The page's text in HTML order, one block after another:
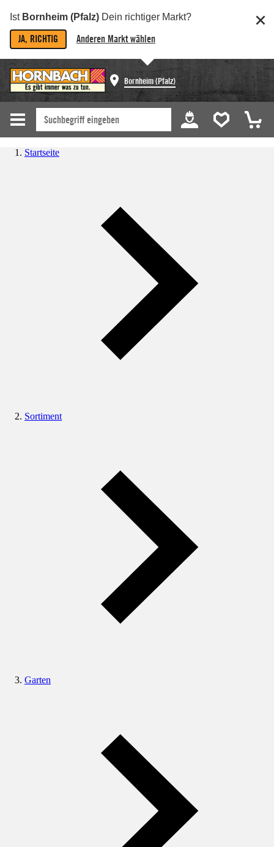
Ist Bornheim (Pfalz) Dein richtiger Markt?
JA, RICHTIG Anderen Markt wählen
Bornheim (Pfalz)
Startseite
Sortiment
Garten